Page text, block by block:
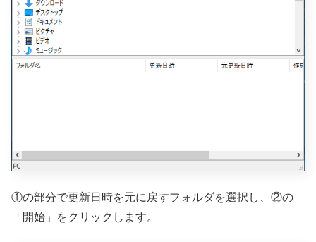
①の部分で更新日時を元に戻すフォルダを選択し、②の
「開始」をクリックします。